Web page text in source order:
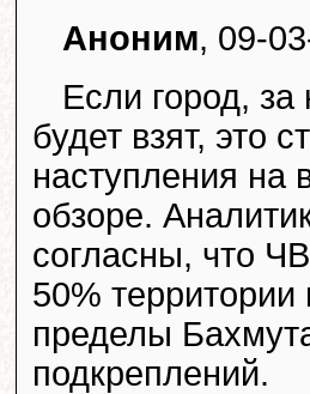
Аноним, 09-
Если город,
будет взят, это
наступления на
обзоре.
согласны, что
50%
пределы
подкреплений.